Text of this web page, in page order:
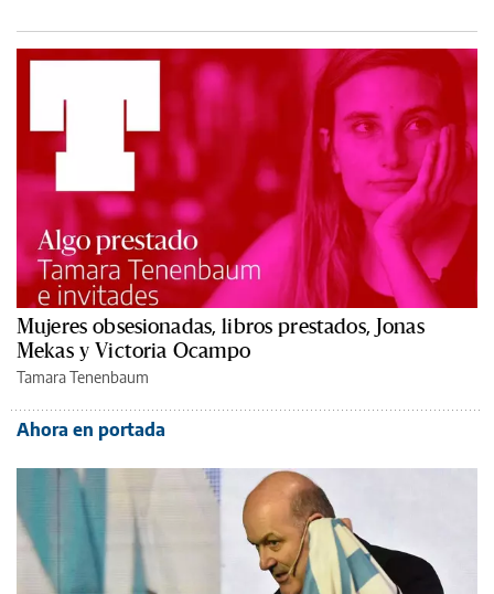
Mujeres obsesionadas, libros prestados, Jonas
Mekas y Victoria Ocampo
Tamara Tenenbaum
Ahora en portada